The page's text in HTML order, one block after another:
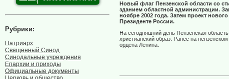
Рубрики:
Патриарх
Священный Синод
Синодальные учреждения
Епархии и приходы
Официальные документы
Новый флаг Пензенской области со
зданием областной администрации.
ноябре 2002 года. Затем проект
Президенте России.
На сегодняшний день Пензенская
христианский образ. Ранее на
ордена Ленина.